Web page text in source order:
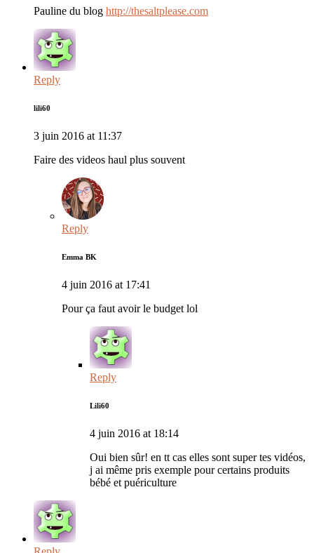
Pauline du blog http://thesaltplease.com
Reply
lili60
3 juin 2016 at 11:37
Faire des videos haul plus souvent
Reply
Emma BK
4 juin 2016 at 17:41
Pour ça faut avoir le budget lol
Reply
Lili60
4 juin 2016 at 18:14
Oui bien sûr! en tt cas elles sont super tes vidéos,
j ai même pris exemple pour certains produits
bébé et puériculture